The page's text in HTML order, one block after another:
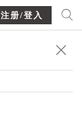
注册/登入